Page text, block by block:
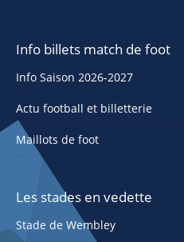
Info billets match de foot
Info Saison 2026-2027
Actu football et billetterie
Maillots de foot
Les stades en vedette
Stade de Wembley